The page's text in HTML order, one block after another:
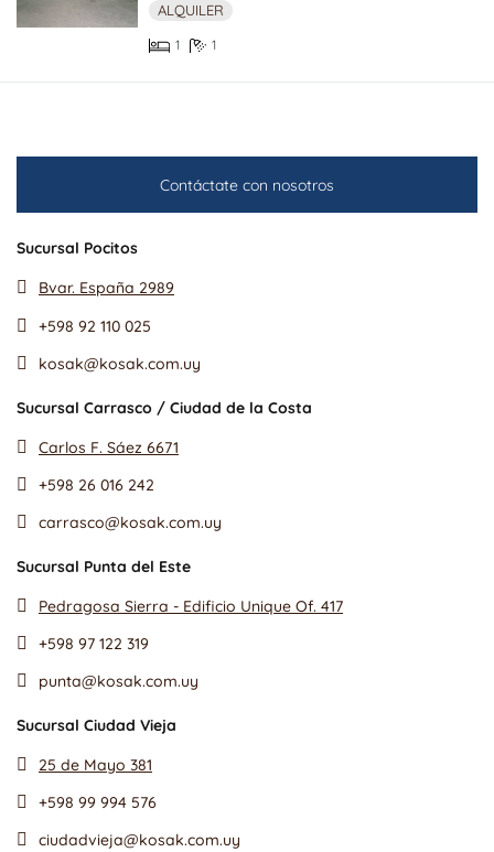
ALQUILER
1 1
Contáctate con nosotros
Sucursal Pocitos
Bvar. España 2989
+598 92 110 025
kosak@kosak.com.uy
Sucursal Carrasco / Ciudad de la Costa
Carlos F. Sáez 6671
+598 26 016 242
carrasco@kosak.com.uy
Sucursal Punta del Este
Pedragosa Sierra - Edificio Unique Of. 417
+598 97 122 319
punta@kosak.com.uy
Sucursal Ciudad Vieja
25 de Mayo 381
+598 99 994 576
ciudadvieja@kosak.com.uy